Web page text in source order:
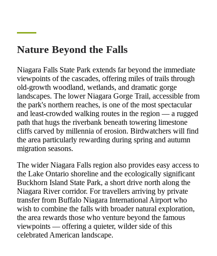
Nature Beyond the Falls
Niagara Falls State Park extends far beyond the immediate
viewpoints of the cascades, offering miles of trails through
old-growth woodland, wetlands, and dramatic gorge
landscapes. The lower Niagara Gorge Trail, accessible from
the park's northern reaches, is one of the most spectacular
and least-crowded walking routes in the region — a rugged
path that hugs the riverbank beneath towering limestone
cliffs carved by millennia of erosion. Birdwatchers will find
the area particularly rewarding during spring and autumn
migration seasons.
The wider Niagara Falls region also provides easy access to
the Lake Ontario shoreline and the ecologically significant
Buckhorn Island State Park, a short drive north along the
Niagara River corridor. For travellers arriving by private
transfer from Buffalo Niagara International Airport who
wish to combine the falls with broader natural exploration,
the area rewards those who venture beyond the famous
viewpoints — offering a quieter, wilder side of this
celebrated American landscape.